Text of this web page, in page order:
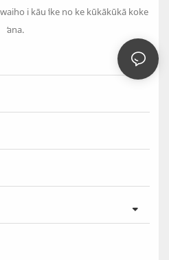
i kāu ʻike no ke kūkākūkā koke
ʻana.